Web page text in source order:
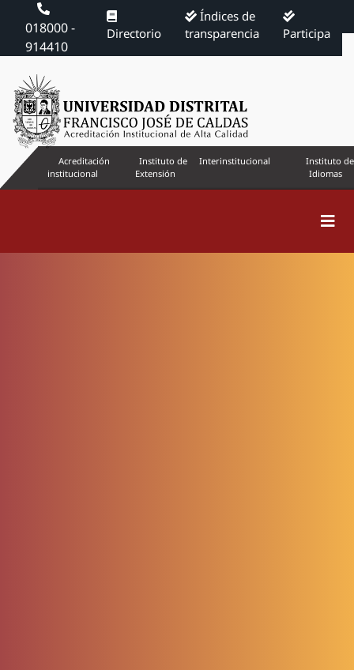
018000 -
914410
Directorio
Índices de
transparencia
Participa
Acreditación
institucional
Instituto de
Extensión
Interinstitucional
Instituto de
Idiomas